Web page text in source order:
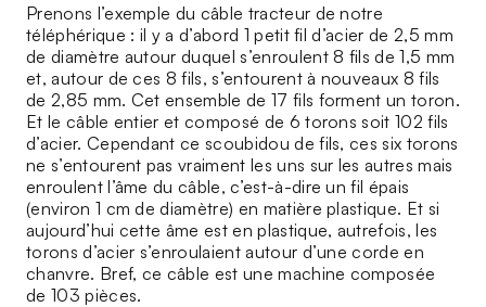
Prenons l’exemple du câble tracteur de notre
téléphérique : il y a d’abord 1 petit fil d’acier de 2,5 mm
de diamètre autour duquel s’enroulent 8 fils de 1,5 mm
et, autour de ces 8 fils, s’entourent à nouveaux 8 fils
de 2,85 mm. Cet ensemble de 17 fils forment un toron.
Et le câble entier et composé de 6 torons soit 102 fils
d’acier. Cependant ce scoubidou de fils, ces six torons
ne s’entourent pas vraiment les uns sur les autres mais
enroulent l’âme du câble, c’est-à-dire un fil épais
(environ 1 cm de diamètre) en matière plastique. Et si
aujourd’hui cette âme est en plastique, autrefois, les
torons d’acier s’enroulaient autour d’une corde en
chanvre. Bref, ce câble est une machine composée
de 103 pièces.